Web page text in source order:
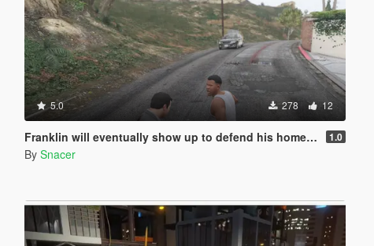
5.0 278 12
Franklin will eventually show up to defend his home but it's a real mod 1.0
By Snacer